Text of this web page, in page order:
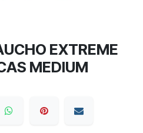
EXTREME
MEDIUM